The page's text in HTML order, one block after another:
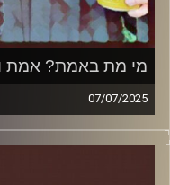
מי מת באמת? אמת
07/07/2025
המערכת הפוליטית על
דוד ופרופסור גלעד